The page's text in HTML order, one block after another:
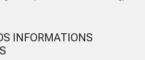
INFORMATIONS